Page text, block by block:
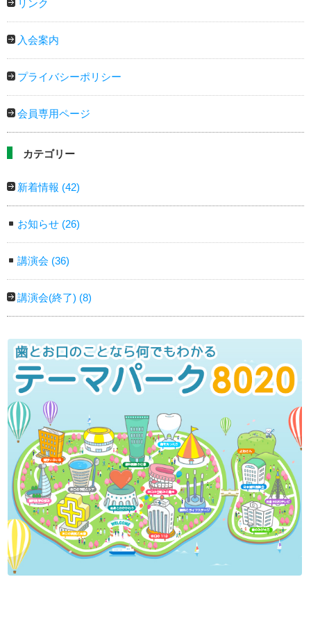
リンク
入会案内
プライバシーポリシー
会員専用ページ
カテゴリー
新着情報 (42)
お知らせ (26)
講演会 (36)
講演会(終了) (8)